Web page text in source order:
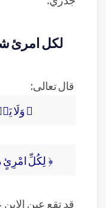
لكل امرئ
قال تعالى:
﴿ وَلَا
﴿ لِكُلِّ امْرِئٍ
قد تقع عين